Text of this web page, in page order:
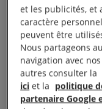
Mon
Votre adresse
et les publicités, et
caractère
peuvent être
Nous partageons
navigation avec
autres consulter la
ici et la politique
partenaire Google